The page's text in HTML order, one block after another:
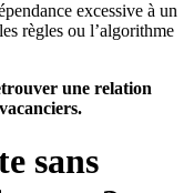
excessive à un
règles ou l’algorithme
une relation
sans